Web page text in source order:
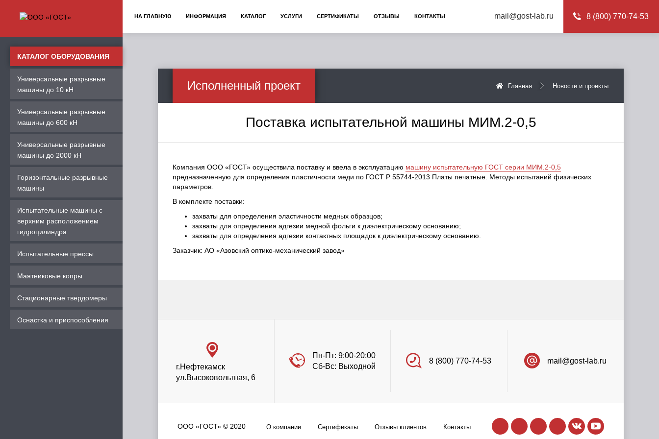
КАТАЛОГ ОБОРУДОВАНИЯ
Универсальные разрывные
машины до 10 кН
Универсальные разрывные
машины до 600 кН
Универсальные разрывные
машины до 2000 кН
Горизонтальные разрывные
машины
Испытательные машины с
верхним расположением
гидроцилиндра
Испытательные прессы
Маятниковые копры
Стационарные твердомеры
Оснастка и приспособления
НА ГЛАВНУЮ ИНФОРМАЦИЯ КАТАЛОГ УСЛУГИ СЕРТИФИКАТЫ ОТЗЫВЫ КОНТАКТЫ mail@gost-lab.ru 8 (800) 770-74-53
Исполненный проект Главная Новости и проекты
Поставка испытательной машины МИМ.2-0,5
Компания ООО «ГОСТ» осуществила поставку и ввела в эксплуатацию машину испытательную ГОСТ серии МИМ.2-0,5
предназначенную для определения пластичности меди по ГОСТ Р 55744-2013 Платы печатные. Методы испытаний физических
параметров.
В комплекте поставки:
захваты для определения эластичности медных образцов;
захваты для определения адгезии медной фольги к диэлектрическому основанию;
захваты для определения адгезии контактных площадок к диэлектрическому основанию.
Заказчик: АО «Азовский оптико-механический завод»
г.Нефтекамск
ул.Высоковольтная, 6
Пн-Пт: 9:00-20:00
Сб-Вс: Выходной
8 (800) 770-74-53 mail@gost-lab.ru
ООО «ГОСТ» © 2020 О компании Сертификаты Отзывы клиентов Контакты